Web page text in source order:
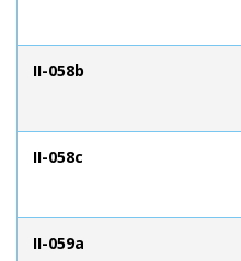
II-058b
II-058c
II-059a